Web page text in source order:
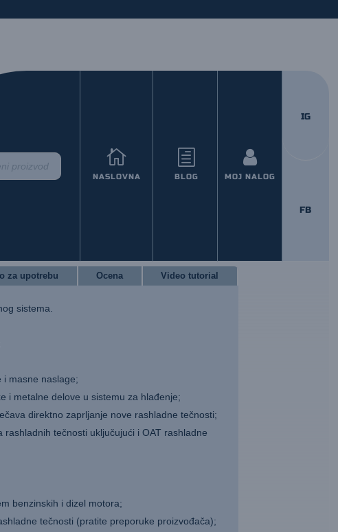
Flush 325 mL
za upotrebu Ocena Video tutorial
sistema.
i masne naslage;
i metalne delove u sistemu za hlađenje;
direktno zaprljanje nove rashladne tečnosti;
tečnosti uključujući i OAT rashladne
benzinskih i dizel motora;
tečnosti (pratite preporuke proizvođača);
h
BLOG

NASLOVNA

MOJ NALOG
IG
FB